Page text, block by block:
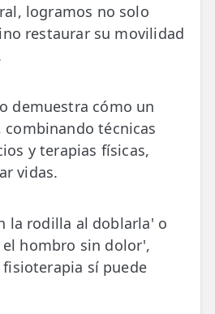
logramos no solo
restaurar su movilidad
demuestra cómo un
técnicas
y terapias físicas,
vidas.
la rodilla al doblarla' o
hombro sin dolor',
sí puede